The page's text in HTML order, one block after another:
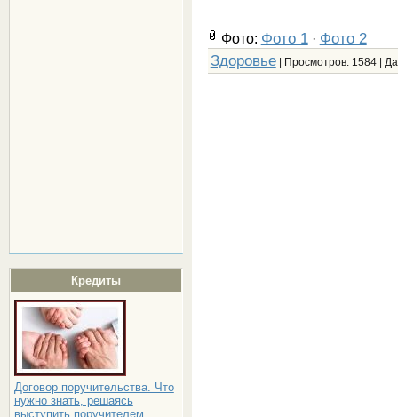
Кредиты
Договор поручительства. Что
нужно знать, решаясь
выступить поручителем
Фото: Фото 1· Фото 2
Здоровье| Просмотров: 1584 |